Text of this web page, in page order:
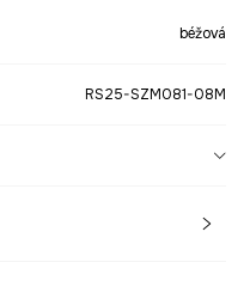
béžová
RS25-SZM081-08M